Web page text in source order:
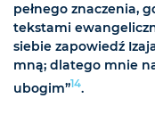
pełnego znaczenia,
tekstami
siebie zapowiedź
mną; dlatego mnie
ubogim”14.